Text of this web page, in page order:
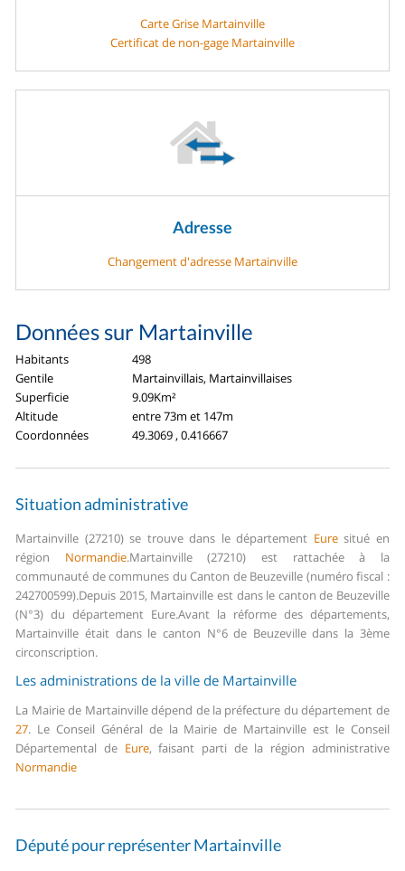
Carte Grise Martainville
Certificat de non-gage Martainville
Adresse
Changement d'adresse Martainville
Données sur Martainville
Habitants
498
Gentile
Martainvillais, Martainvillaises
Superficie
9.09Km²
Altitude
entre 73m et 147m
Coordonnées
49.3069 , 0.416667
Situation administrative
Martainville (27210) se trouve dans le département Euresitué en
région Normandie.Martainville (27210) est rattachée à la
communauté de communes du Canton de Beuzeville (numéro fiscal :
242700599).Depuis 2015, Martainville est dans le canton de Beuzeville
(N°3) du département Eure.Avant la réforme des départements,
Martainville était dans le canton N°6 de Beuzeville dans la 3ème
circonscription.
Les administrations de la ville de Martainville
La Mairie de Martainville dépend de la préfecture du département de
27. Le Conseil Général de la Mairie de Martainville est le Conseil
Départemental de Eure, faisant parti de la région administrative
Normandie
Député pour représenter Martainville